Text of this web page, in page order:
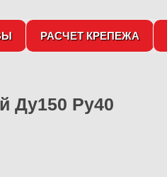
РАСЧЕТ КРЕПЕЖА
Ду150 Ру40